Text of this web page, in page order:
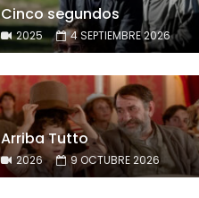
Cinco segundos
2025 4 SEPTIEMBRE 2026
Arriba Tutto
2026 9 OCTUBRE 2026